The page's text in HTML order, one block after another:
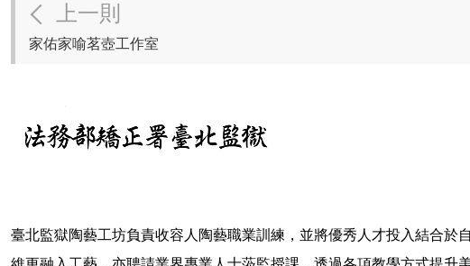
上一則
家佑家喻茗壺工作室
臺北監獄陶藝工坊負責收容人陶藝職業訓練，並將優秀人才投入結合